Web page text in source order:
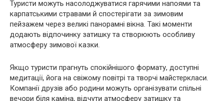
Туристи можуть насолоджуватися гарячими напоями та
карпатськими стравами й спостерігати за зимовим
пейзажем через великі панорамні вікна. Такі моменти
додають відпочинку затишку та створюють особливу
атмосферу зимової казки.
Якщо туристи прагнуть спокійнішого формату, доступні
медитації, йога на свіжому повітрі та творчі майстеркласи.
Компанії друзів або родини можуть організувати спільні
вечори біля каміна, відчути атмосферу затишку та